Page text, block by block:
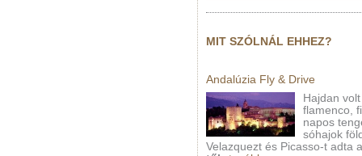
MIT SZÓLNÁL EHHEZ?
Andalúzia Fly & Drive
Hajdan
flamenco,
napos
sóhajok
Velazquezt és Picasso-t adta